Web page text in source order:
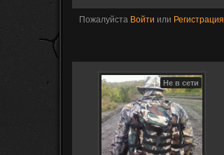
Пожалуйста Войти или Регистрация
Не в сети